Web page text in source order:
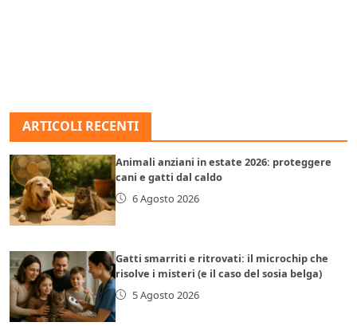
ARTICOLI RECENTI
Animali anziani in estate 2026: proteggere
cani e gatti dal caldo
6 Agosto 2026
Gatti smarriti e ritrovati: il microchip che
risolve i misteri (e il caso del sosia belga)
5 Agosto 2026